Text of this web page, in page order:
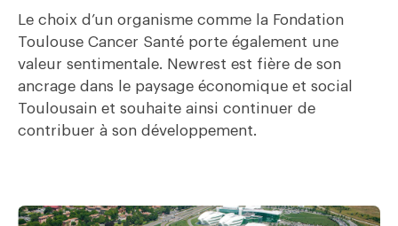
Le choix d’un organisme comme la Fondation
Toulouse Cancer Santé porte également une
valeur sentimentale. Newrest est fière de son
ancrage dans le paysage économique et social
Toulousain et souhaite ainsi continuer de
contribuer à son développement.